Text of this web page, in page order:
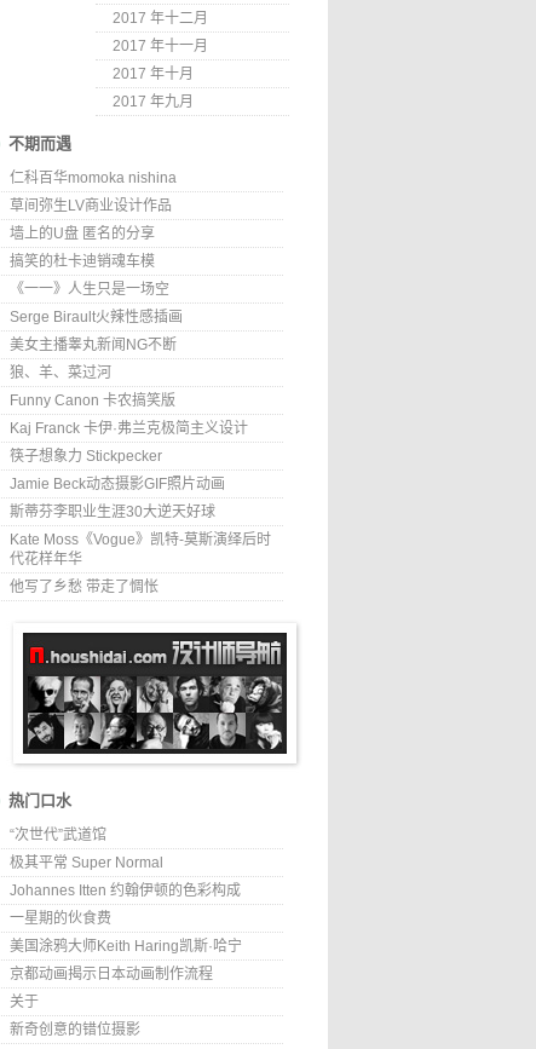
2017 年十二月
2017 年十一月
2017 年十月
2017 年九月
不期而遇
仁科百华momoka nishina
草间弥生LV商业设计作品
墙上的U盘 匿名的分享
搞笑的杜卡迪销魂车模
《一一》人生只是一场空
Serge Birault火辣性感插画
美女主播睾丸新闻NG不断
狼、羊、菜过河
Funny Canon 卡农搞笑版
Kaj Franck 卡伊·弗兰克极简主义设计
筷子想象力 Stickpecker
Jamie Beck动态摄影GIF照片动画
斯蒂芬李职业生涯30大逆天好球
Kate Moss《Vogue》凯特-莫斯演绎后时
代花样年华
他写了乡愁 带走了惆怅
热门口水
“次世代”武道馆
极其平常 Super Normal
Johannes Itten 约翰伊顿的色彩构成
一星期的伙食费
美国涂鸦大师Keith Haring凯斯·哈宁
京都动画揭示日本动画制作流程
关于
新奇创意的错位摄影